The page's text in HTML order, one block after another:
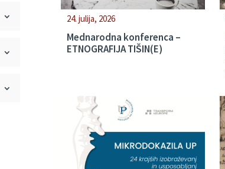
24. julija, 2026
Mednarodna konferenca –
ETNOGRAFIJA TIŠIN(E)